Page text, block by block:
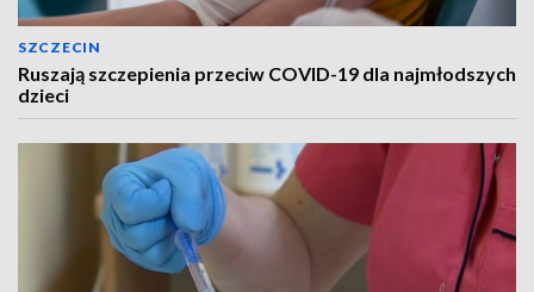
SZCZECIN
Ruszają szczepienia przeciw COVID-19 dla najmłodszych
dzieci